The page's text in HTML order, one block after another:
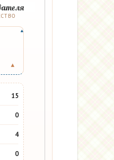
▾
15
0
4
0